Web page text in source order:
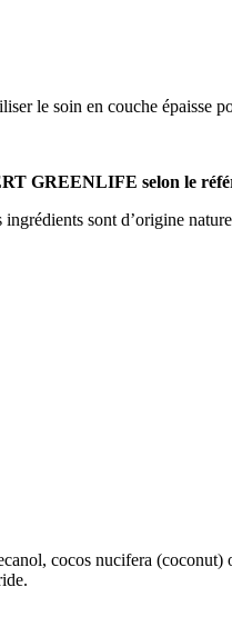
le soin en couche épaisse
GREENLIFE selon le
sont d’origine
cocos nucifera